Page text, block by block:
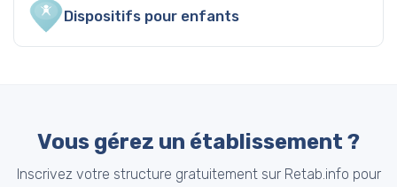
Dispositifs pour enfants
Vous gérez un établissement ?
Inscrivez votre structure gratuitement sur Retab.info pour